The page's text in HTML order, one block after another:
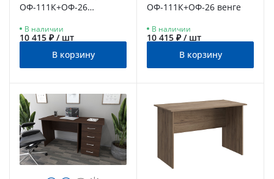
ОФ-111К+ОФ-26
светлое
В наличии
10 415 ₽ / шт
В корзину
ОФ-111К+ОФ-26 венге
В наличии
10 415 ₽ / шт
В корзину